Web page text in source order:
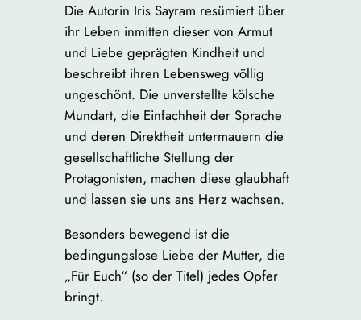
Die Autorin Iris Sayram resümiert über
ihr Leben inmitten dieser von Armut
und Liebe geprägten Kindheit und
beschreibt ihren Lebensweg völlig
ungeschönt. Die unverstellte kölsche
Mundart, die Einfachheit der Sprache
und deren Direktheit untermauern die
gesellschaftliche Stellung der
Protagonisten, machen diese glaubhaft
und lassen sie uns ans Herz wachsen.
Besonders bewegend ist die
bedingungslose Liebe der Mutter, die
„Für Euch“ (so der Titel) jedes Opfer
bringt.